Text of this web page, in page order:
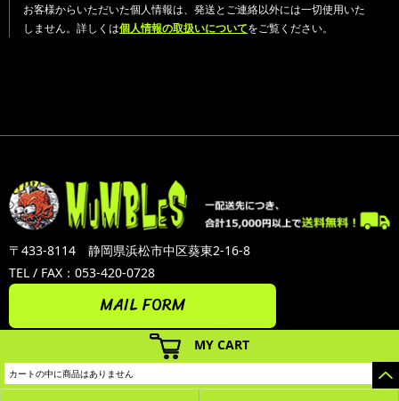
MY CART
カートの中に商品はありません
お客様からいただいた個人情報は、発送とご連絡以外には一切使用いた
しません。詳しくは個人情報の取扱いについてをご覧ください。
〒433-8114 静岡県浜松市中区葵東2-16-8
TEL / FAX：053-420-0728
MAIL FORM